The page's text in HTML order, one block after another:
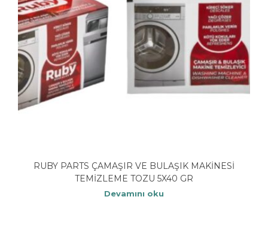
RUBY PARTS ÇAMAŞIR VE BULAŞIK MAKİNESİ
TEMİZLEME TOZU 5X40 GR
Devamını oku